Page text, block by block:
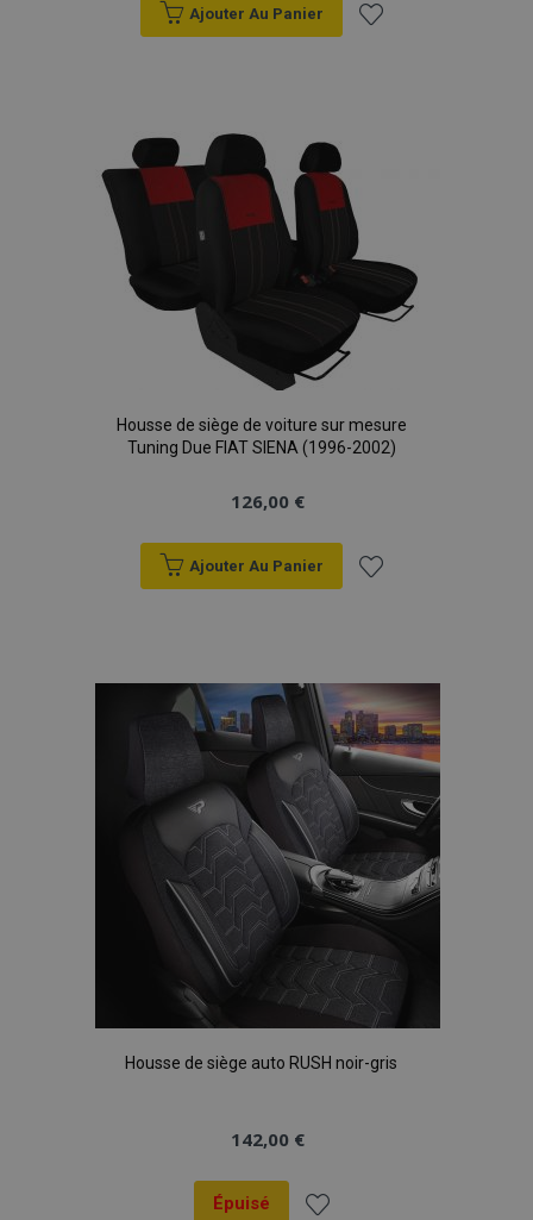
Ajouter Au Panier
d'achats
Housse de siège de voiture sur mesure
Tuning Due FIAT SIENA (1996-2002)
126,00 €
Ajouter Au Panier
liste
d'achats
Housse de siège auto RUSH noir-gris
142,00 €
Épuisé